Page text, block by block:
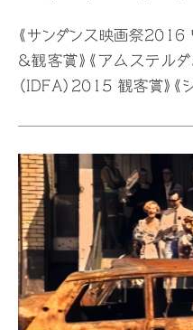
《サンダンス映画祭2016
＆観客賞》《アムステル
（IDFA）2015 観客賞》《
とリアーナ。もしパスポ
タ・ジャクソンにしたいと
は有名なラッパーになるこ
はイランの首都テヘラン
だけ。パスポートも滞在
タリバンから逃れてきた